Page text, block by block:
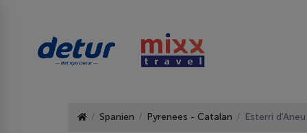
Spanien Pyrenees - Catalan Esterri d'Aneu